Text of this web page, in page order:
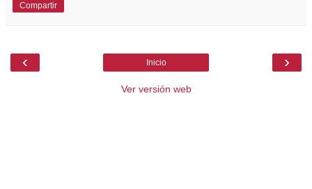
Compartir
‹ ›
Inicio
Ver versión web